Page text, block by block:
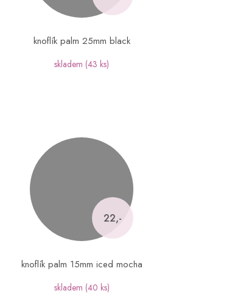
knoflík palm 25mm black
skladem (43 ks)
22,-
knoflík palm 15mm iced mocha
skladem (40 ks)